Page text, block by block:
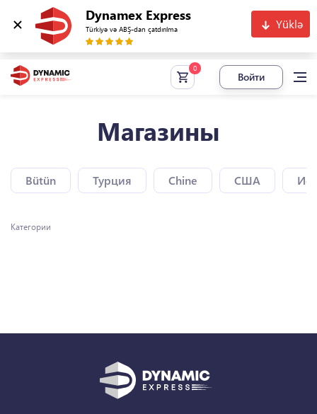
Dynamex Express
Türkiyə və ABŞ-dan çatdırılma Yüklə
Войти
Магазины
Bütün Турция Chine США
Категории